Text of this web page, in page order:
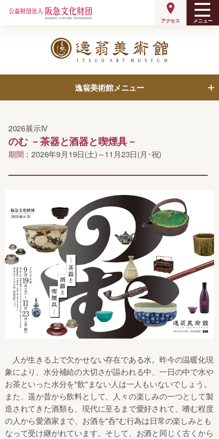
アクセス メニュー
逸翁美術館メニュー
ミュージアムショップ 逸翁美術館について
2026展示IV
のむ －茶器と酒器と喫煙具－
期間：2026年9月19日(土)～11月23日(月･祝)
人が生きる上で欠かせない存在である水。昨今の温暖化現
象により、水分補給の大切さが謳われる中、一日の中で水や
お茶といった水分を"飲"まない人は一人もいないでしょう。
また、遥か昔から飲料として、人々の楽しみの一つとして製
造されてきた酒類も、現代に至るまで愛好されて、嗜む程度
の人から愛酒家まで、お酒を"呑"む行為は日常の楽しみとも
なって受け継がれています。そして、お酒と同じく古くから